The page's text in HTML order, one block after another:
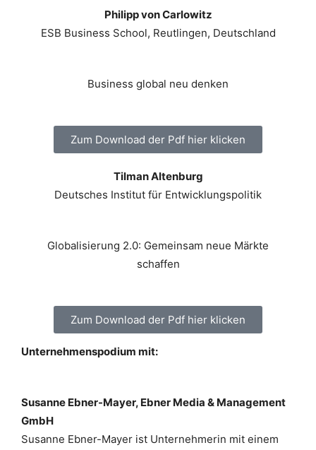
Philipp von Carlowitz
ESB Business School, Reutlingen, Deutschland
Business global neu denken
Zum Download der Pdf hier klicken
Tilman Altenburg
Deutsches Institut für Entwicklungspolitik
Globalisierung 2.0: Gemeinsam neue Märkte
schaffen
Zum Download der Pdf hier klicken
Unternehmenspodium mit:
Susanne Ebner-Mayer, Ebner Media & Management
GmbH
Susanne Ebner-Mayer ist Unternehmerin mit einem